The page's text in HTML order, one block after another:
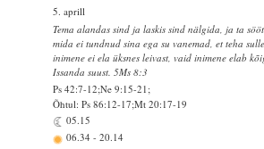
5. aprill
Tema alandas sind ja laskis sind nälgida, ja ta
mida ei tundnud sina ega su vanemad, et teha
inimene ei ela üksnes leivast, vaid inimene elab
Issanda suust. 5Ms 8:3
Ps 42:7-12;Ne 9:15-21;
Õhtul: Ps 86:12-17;Mt 20:17-19
05.15
06.34 - 20.14